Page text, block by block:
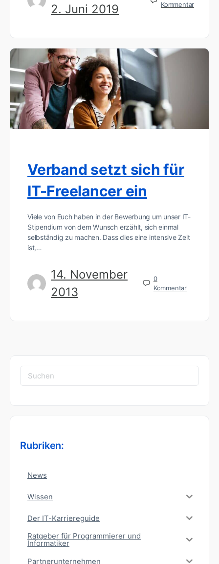
2. Juni 2019
Kommentar
Verband setzt sich für
IT-Freelancer ein
Viele von Euch haben in der Bewerbung um unser IT-
Stipendium von dem Wunsch erzählt, sich einmal
selbständig zu machen. Dass dies eine intensive Zeit
ist,…
14. November
2013
0
Kommentar
Suchen
nach:
Rubriken:
News
Wissen
Der IT-Karriereguide
Ratgeber für Programmierer und
Informatiker
Partnerunternehmen